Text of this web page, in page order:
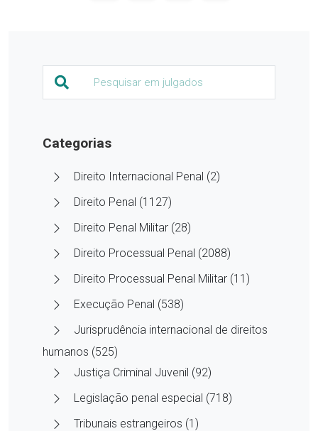
Categorias
Direito Internacional Penal (2)
Direito Penal (1127)
Direito Penal Militar (28)
Direito Processual Penal (2088)
Direito Processual Penal Militar (11)
Execução Penal (538)
Jurisprudência internacional de direitos
humanos (525)
Justiça Criminal Juvenil (92)
Legislação penal especial (718)
Tribunais estrangeiros (1)